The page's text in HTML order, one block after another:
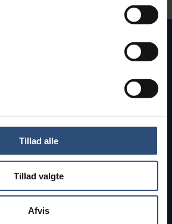
Tillad alle
Tillad valgte
Afvis
op